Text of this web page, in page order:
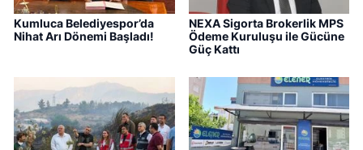
Kumluca Belediyespor’da
Nihat Arı Dönemi Başladı!
NEXA Sigorta Brokerlik MPS
Ödeme Kuruluşu ile Gücüne
Güç Kattı